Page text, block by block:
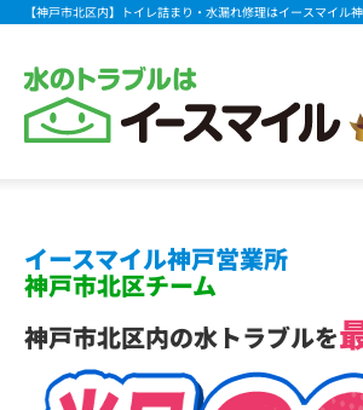
【神戸市北区内】トイレ詰まり・水漏れ修理はイースマイル
イースマイル神戸営業所
神戸市北区チーム
神戸市北区内の水トラブルを